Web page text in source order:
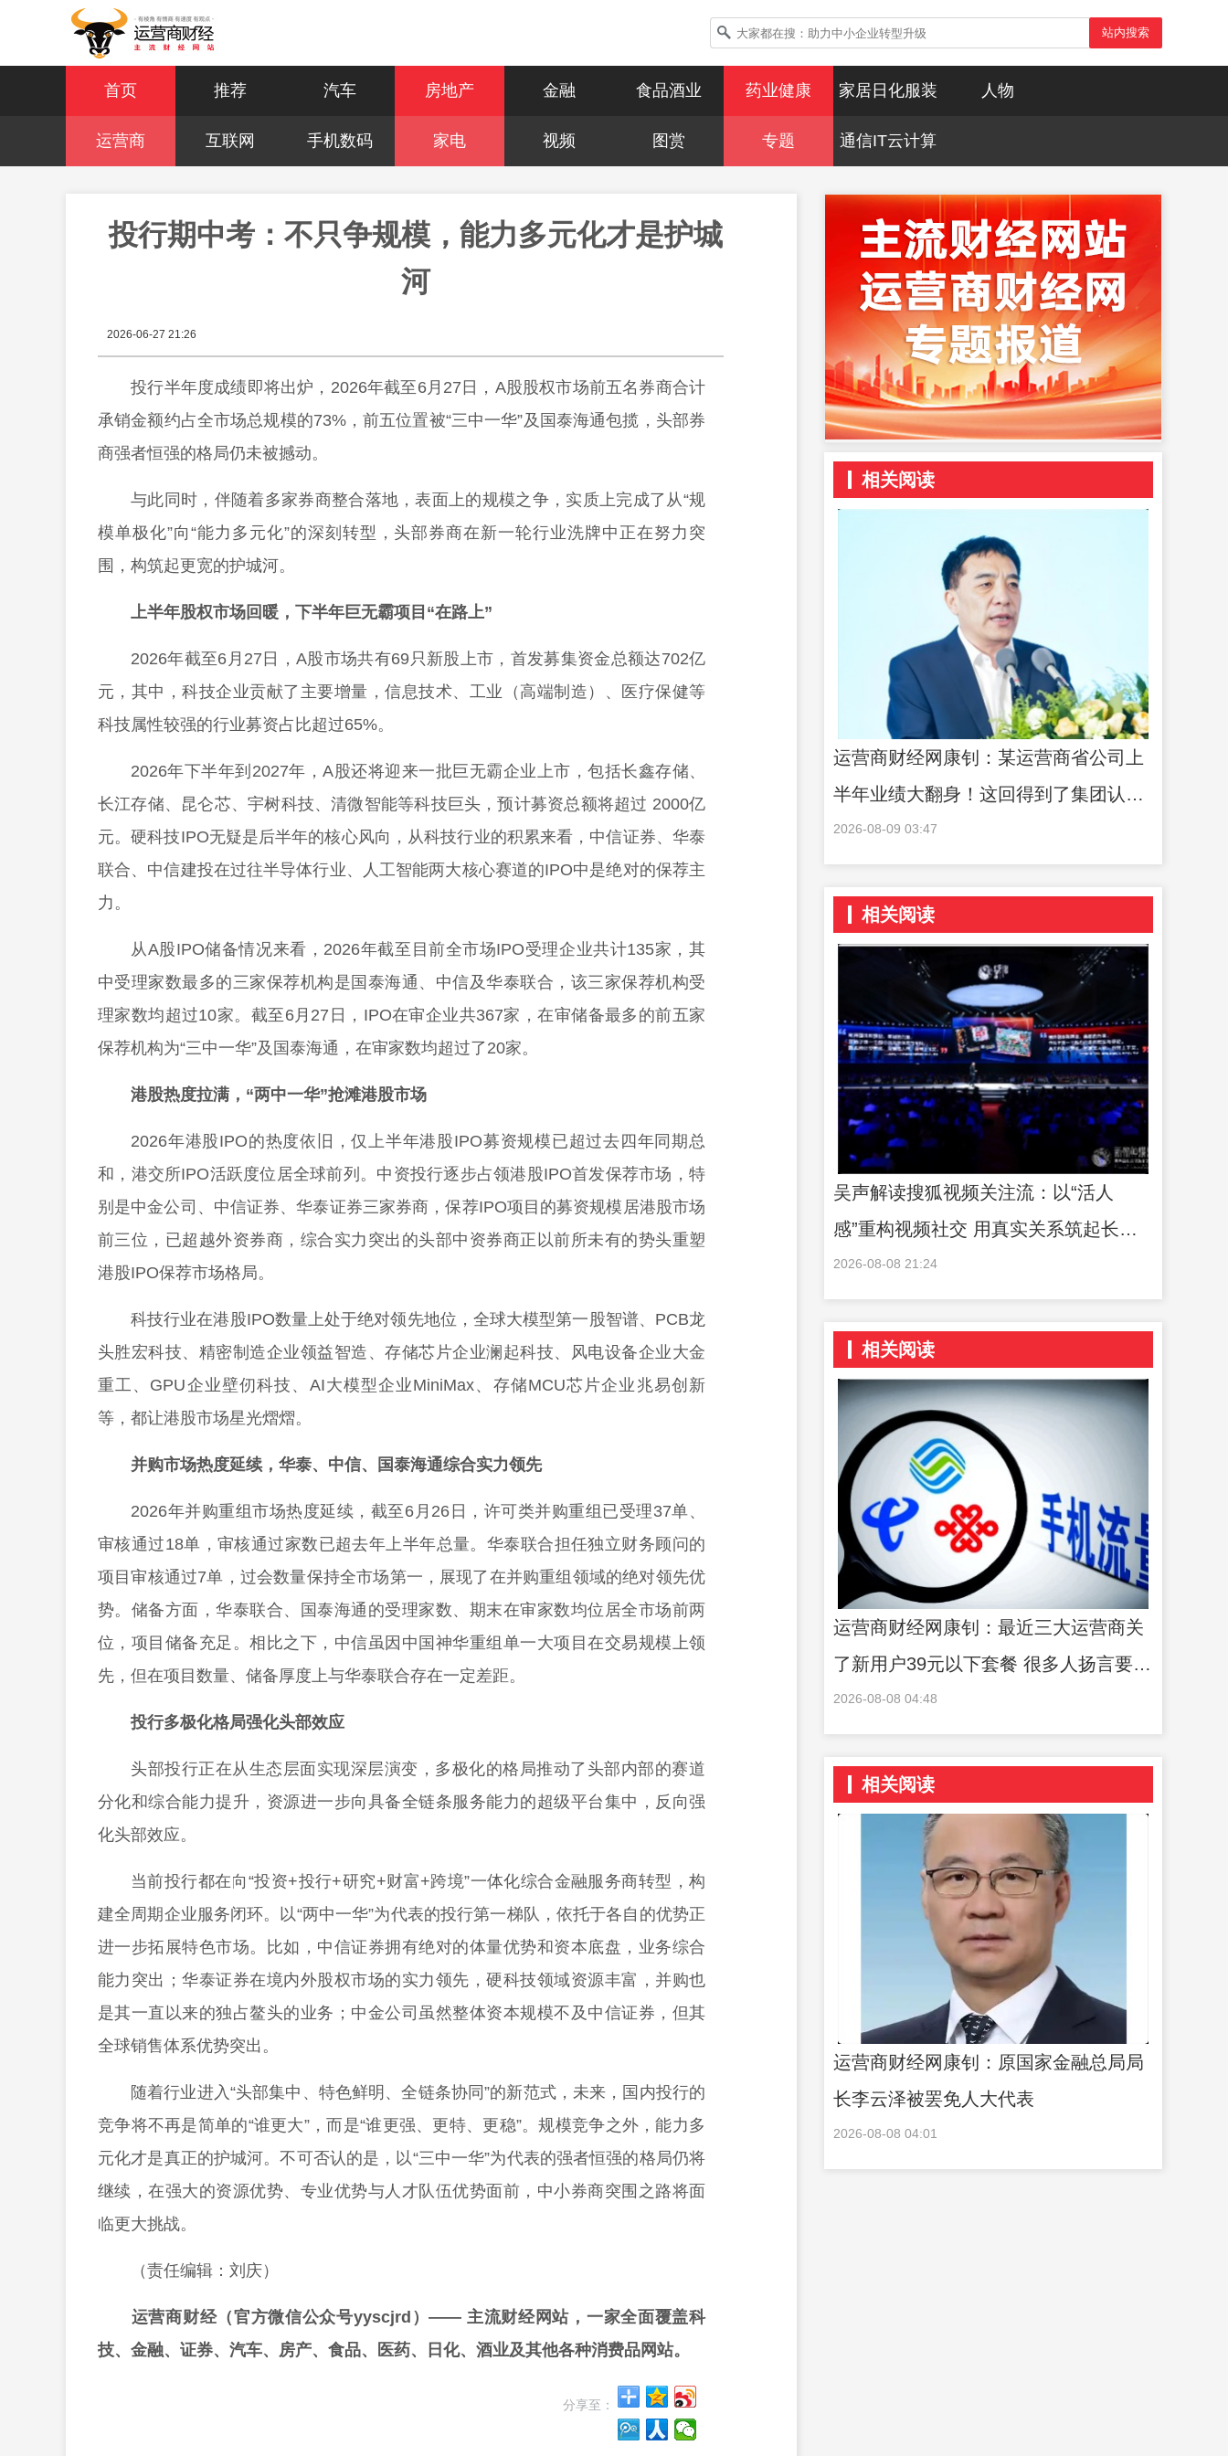
站内搜索
首页 推荐 汽车 房地产 金融 食品酒业 药业健康 家居日化服装 人物
运营商 互联网 手机数码 家电 视频 图赏 专题 通信IT云计算
投行期中考：不只争规模，能力多元化才是护城
河
2026-06-27 21:26
投行半年度成绩即将出炉，2026年截至6月27日，A股股权市场前五名券商合计
承销金额约占全市场总规模的73%，前五位置被“三中一华”及国泰海通包揽，头部券
商强者恒强的格局仍未被撼动。
与此同时，伴随着多家券商整合落地，表面上的规模之争，实质上完成了从“规
模单极化”向“能力多元化”的深刻转型，头部券商在新一轮行业洗牌中正在努力突
围，构筑起更宽的护城河。
上半年股权市场回暖，下半年巨无霸项目“在路上”
2026年截至6月27日，A股市场共有69只新股上市，首发募集资金总额达702亿
元，其中，科技企业贡献了主要增量，信息技术、工业（高端制造）、医疗保健等
科技属性较强的行业募资占比超过65%。
2026年下半年到2027年，A股还将迎来一批巨无霸企业上市，包括长鑫存储、
长江存储、昆仑芯、宇树科技、清微智能等科技巨头，预计募资总额将超过 2000亿
元。硬科技IPO无疑是后半年的核心风向，从科技行业的积累来看，中信证券、华泰
联合、中信建投在过往半导体行业、人工智能两大核心赛道的IPO中是绝对的保荐主
力。
从A股IPO储备情况来看，2026年截至目前全市场IPO受理企业共计135家，其
中受理家数最多的三家保荐机构是国泰海通、中信及华泰联合，该三家保荐机构受
理家数均超过10家。截至6月27日，IPO在审企业共367家，在审储备最多的前五家
保荐机构为“三中一华”及国泰海通，在审家数均超过了20家。
港股热度拉满，“两中一华”抢滩港股市场
2026年港股IPO的热度依旧，仅上半年港股IPO募资规模已超过去四年同期总
和，港交所IPO活跃度位居全球前列。中资投行逐步占领港股IPO首发保荐市场，特
别是中金公司、中信证券、华泰证券三家券商，保荐IPO项目的募资规模居港股市场
前三位，已超越外资券商，综合实力突出的头部中资券商正以前所未有的势头重塑
港股IPO保荐市场格局。
科技行业在港股IPO数量上处于绝对领先地位，全球大模型第一股智谱、PCB龙
头胜宏科技、精密制造企业领益智造、存储芯片企业澜起科技、风电设备企业大金
重工、GPU企业壁仞科技、AI大模型企业MiniMax、存储MCU芯片企业兆易创新
等，都让港股市场星光熠熠。
并购市场热度延续，华泰、中信、国泰海通综合实力领先
2026年并购重组市场热度延续，截至6月26日，许可类并购重组已受理37单、
审核通过18单，审核通过家数已超去年上半年总量。华泰联合担任独立财务顾问的
项目审核通过7单，过会数量保持全市场第一，展现了在并购重组领域的绝对领先优
势。储备方面，华泰联合、国泰海通的受理家数、期末在审家数均位居全市场前两
位，项目储备充足。相比之下，中信虽因中国神华重组单一大项目在交易规模上领
先，但在项目数量、储备厚度上与华泰联合存在一定差距。
投行多极化格局强化头部效应
头部投行正在从生态层面实现深层演变，多极化的格局推动了头部内部的赛道
分化和综合能力提升，资源进一步向具备全链条服务能力的超级平台集中，反向强
化头部效应。
当前投行都在向“投资+投行+研究+财富+跨境”一体化综合金融服务商转型，构
建全周期企业服务闭环。以“两中一华”为代表的投行第一梯队，依托于各自的优势正
进一步拓展特色市场。比如，中信证券拥有绝对的体量优势和资本底盘，业务综合
能力突出；华泰证券在境内外股权市场的实力领先，硬科技领域资源丰富，并购也
是其一直以来的独占鳌头的业务；中金公司虽然整体资本规模不及中信证券，但其
全球销售体系优势突出。
随着行业进入“头部集中、特色鲜明、全链条协同”的新范式，未来，国内投行的
竞争将不再是简单的“谁更大”，而是“谁更强、更特、更稳”。规模竞争之外，能力多
元化才是真正的护城河。不可否认的是，以“三中一华”为代表的强者恒强的格局仍将
继续，在强大的资源优势、专业优势与人才队伍优势面前，中小券商突围之路将面
临更大挑战。
（责任编辑：刘庆）
运营商财经（官方微信公众号yyscjrd）—— 主流财经网站，一家全面覆盖科
技、金融、证券、汽车、房产、食品、医药、日化、酒业及其他各种消费品网站。
分享至：
相关阅读
运营商财经网康钊：某运营商省公司上
半年业绩大翻身！这回得到了集团认
可，现任总经理水平很高！稳扎稳打！
2026-08-09 03:47
相关阅读
吴声解读搜狐视频关注流：以“活人
感”重构视频社交 用真实关系筑起长期
护城河
2026-08-08 21:24
相关阅读
运营商财经网康钊：最近三大运营商关
了新用户39元以下套餐 很多人扬言要恢
2026-08-08 04:48
相关阅读
运营商财经网康钊：原国家金融总局局
长李云泽被罢免人大代表
2026-08-08 04:01